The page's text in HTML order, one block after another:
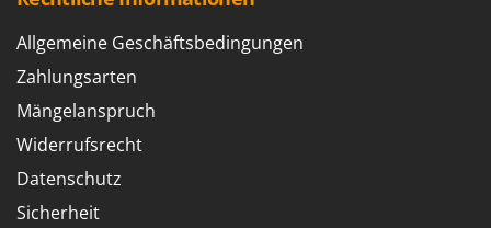
Rührtöpfe mit Elektrischem Rührwerk
Rupfmaschinen
S
Sämaschinen und Düngerstreuer
Scheibenpflüge
Schneefräsen
Greenworks
GRIFO
GVS
GYS
H
Hailo
Allgemeine Geschäftsbedingungen
Zahlungsarten
Mängelanspruch
Widerrufsrecht
Datenschutz
Sicherheit